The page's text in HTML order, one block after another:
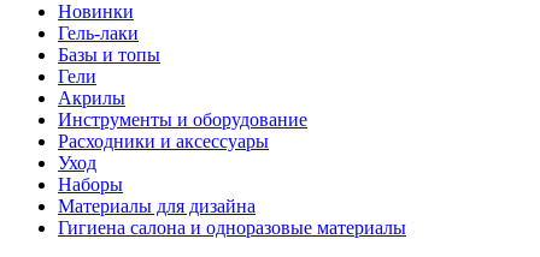
Новинки
Гель-лаки
Базы и топы
Гели
Акрилы
Инструменты и оборудование
Расходники и аксессуары
Уход
Наборы
Материалы для дизайна
Гигиена салона и одноразовые материалы